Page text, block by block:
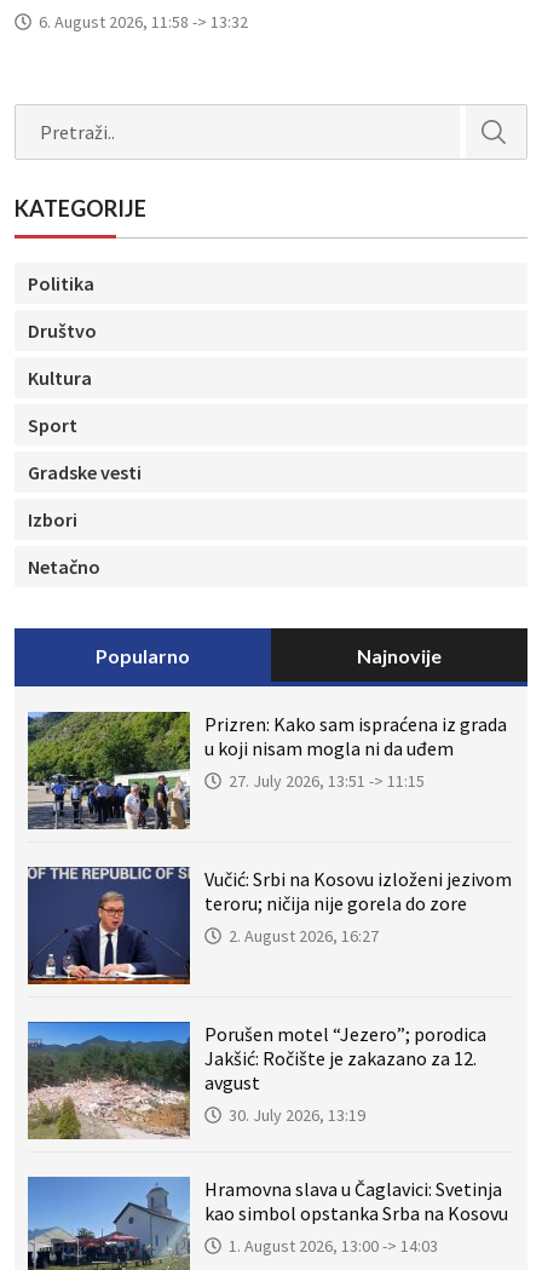
6. August 2026, 11:58 -> 13:32
KATEGORIJE
Politika
Društvo
Kultura
Sport
Gradske vesti
Izbori
Netačno
Popularno Najnovije
Prizren: Kako sam ispraćena iz grada
u koji nisam mogla ni da uđem
27. July 2026, 13:51 -> 11:15
Vučić: Srbi na Kosovu izloženi jezivom
teroru; ničija nije gorela do zore
2. August 2026, 16:27
Porušen motel “Jezero”; porodica
Jakšić: Ročište je zakazano za 12.
avgust
30. July 2026, 13:19
Hramovna slava u Čaglavici: Svetinja
kao simbol opstanka Srba na Kosovu
1. August 2026, 13:00 -> 14:03